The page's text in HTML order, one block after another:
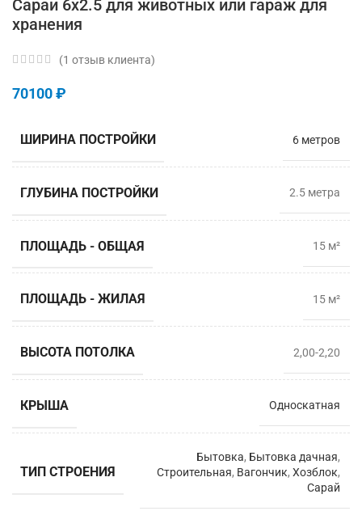
Сараи 6х2.5 для животных или гараж для
хранения
(1 отзыв клиента)
70100₽
ШИРИНА ПОСТРОЙКИ 6 метров
ГЛУБИНА ПОСТРОЙКИ 2.5 мeтра
ПЛОЩАДЬ - ОБЩАЯ 15 м²
ПЛОЩАДЬ - ЖИЛАЯ 15 м²
ВЫСОТА ПОТОЛКА 2,00-2,20
КРЫША Односкатная
ТИП СТРОЕНИЯ
Бытовка, Бытовка дачная,
Строительная, Вагончик, Хозблок,
Сарай